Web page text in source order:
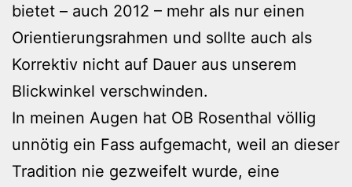
bietet – auch 2012 – mehr als nur einen
Orientierungsrahmen und sollte auch als
Korrektiv nicht auf Dauer aus unserem
Blickwinkel verschwinden.
In meinen Augen hat OB Rosenthal völlig
unnötig ein Fass aufgemacht, weil an dieser
Tradition nie gezweifelt wurde, eine